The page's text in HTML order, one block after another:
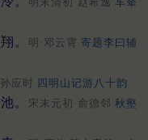
。 明·邓云霄 寄题李曰辅
应时 四明山记游八十韵
。 宋末元初·俞德邻 秋壑